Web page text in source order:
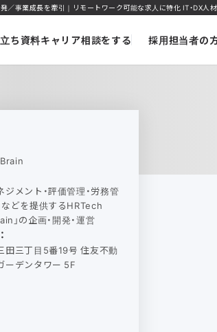
発／事業成長を牽引｜リモートワーク可能な求人に特化 IT・DX人
ち資料キャリア相談をする 採用担当者の方
メント・評価管理・労務管
などを提供するHRTech
」の企画・開発・運営
田三丁目5番19号 住友不動
ーデンタワー 5F